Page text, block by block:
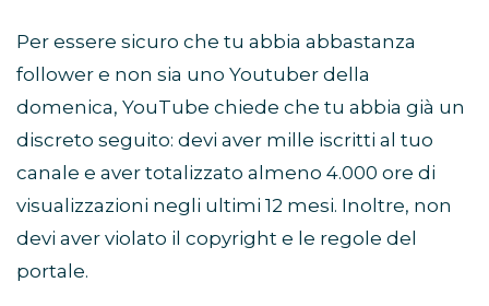
Per essere sicuro che tu abbia abbastanza
follower e non sia uno Youtuber della
domenica, YouTube chiede che tu abbia già un
discreto seguito: devi aver mille iscritti al tuo
canale e aver totalizzato almeno 4.000 ore di
visualizzazioni negli ultimi 12 mesi. Inoltre, non
devi aver violato il copyright e le regole del
portale.